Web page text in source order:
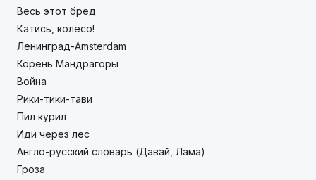
Весь этот бред
Катись, колесо!
Ленинград-Amsterdam
Корень Мандрагоры
Война
Рики-тики-тави
Пил курил
Иди через лес
Англо-русский словарь (Давай, Лама)
Гроза